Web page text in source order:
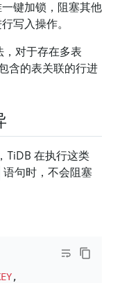
键加锁，阻塞其他
写入操作。
，对于存在多表
含的表关联的行进
TiDB 在执行这类
语句时，不会阻塞
,